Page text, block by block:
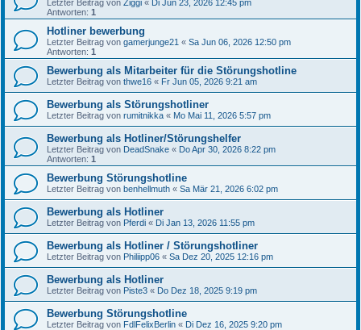
Letzter Beitrag von Ziggi « Di Jun 23, 2026 12:45 pm
Antworten: 1
Hotliner bewerbung
Letzter Beitrag von gamerjunge21 « Sa Jun 06, 2026 12:50 pm
Antworten: 1
Bewerbung als Mitarbeiter für die Störungshotline
Letzter Beitrag von thwe16 « Fr Jun 05, 2026 9:21 am
Bewerbung als Störungshotliner
Letzter Beitrag von rumitnikka « Mo Mai 11, 2026 5:57 pm
Bewerbung als Hotliner/Störungshelfer
Letzter Beitrag von DeadSnake « Do Apr 30, 2026 8:22 pm
Antworten: 1
Bewerbung Störungshotline
Letzter Beitrag von benhellmuth « Sa Mär 21, 2026 6:02 pm
Bewerbung als Hotliner
Letzter Beitrag von Pferdi « Di Jan 13, 2026 11:55 pm
Bewerbung als Hotliner / Störungshotliner
Letzter Beitrag von Philiipp06 « Sa Dez 20, 2025 12:16 pm
Bewerbung als Hotliner
Letzter Beitrag von Piste3 « Do Dez 18, 2025 9:19 pm
Bewerbung Störungshotline
Letzter Beitrag von FdlFelixBerlin « Di Dez 16, 2025 9:20 pm